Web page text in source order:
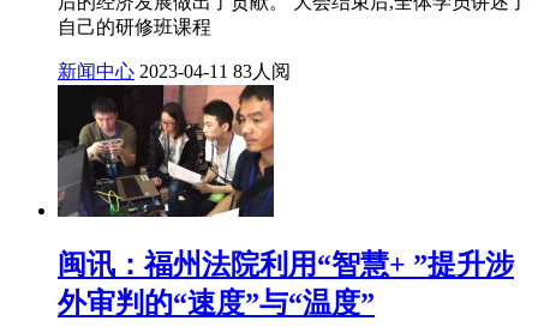
自己的研修班课程
新闻中心 2023-04-11 83人阅
闽讯：福州法院利用“智慧+ ”提升涉
外审判的“速度”与“温度”